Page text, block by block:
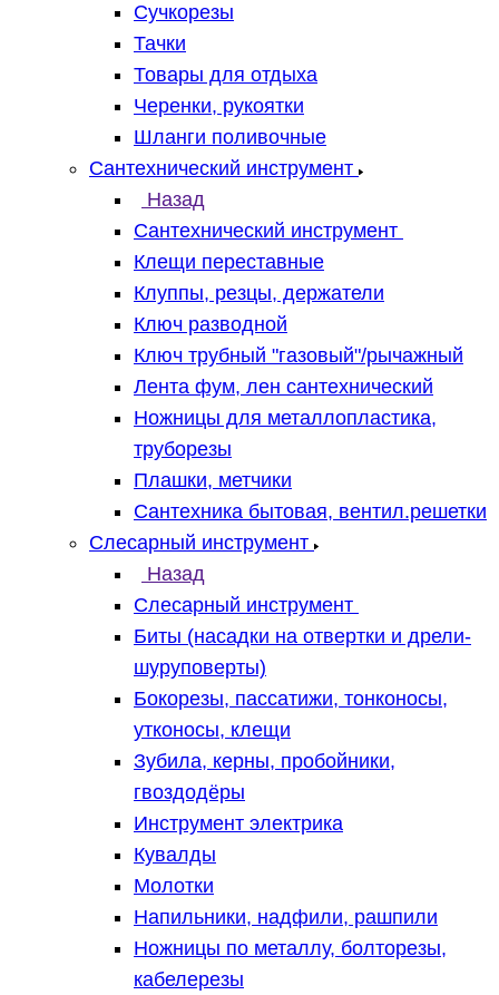
Сучкорезы
Тачки
Товары для отдыха
Черенки, рукоятки
Шланги поливочные
Сантехнический инструмент
Назад
Сантехнический инструмент
Клещи переставные
Клуппы, резцы, держатели
Ключ разводной
Ключ трубный "газовый"/рычажный
Лента фум, лен сантехнический
Ножницы для металлопластика,
труборезы
Плашки, метчики
Сантехника бытовая, вентил.решетки
Слесарный инструмент
Назад
Слесарный инструмент
Биты (насадки на отвертки и дрели-
шуруповерты)
Бокорезы, пассатижи, тонконосы,
утконосы, клещи
Зубила, керны, пробойники,
гвоздодёры
Инструмент электрика
Кувалды
Молотки
Напильники, надфили, рашпили
Ножницы по металлу, болторезы,
кабелерезы